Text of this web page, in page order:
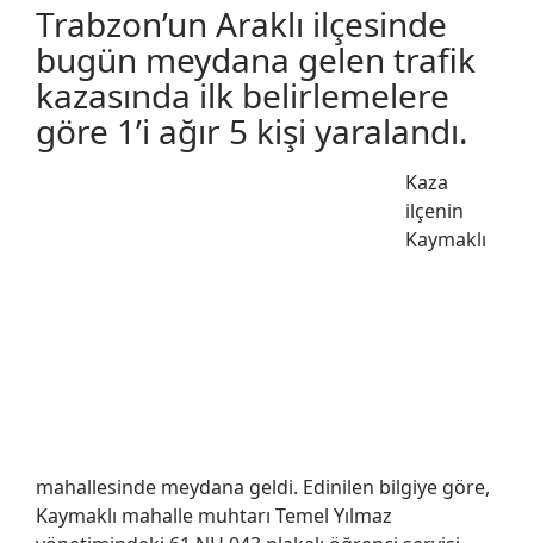
Trabzon’un Araklı ilçesinde
bugün meydana gelen trafik
kazasında ilk belirlemelere
göre 1’i ağır 5 kişi yaralandı.
Kaza
ilçenin
Kaymaklı
mahallesinde meydana geldi. Edinilen bilgiye göre,
Kaymaklı mahalle muhtarı Temel Yılmaz